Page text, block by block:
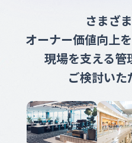
さまざ
オーナー価値向上
現場を支える管
ご検討いた